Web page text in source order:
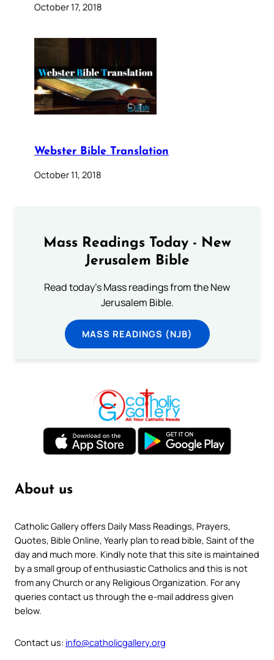
October 17, 2018
Webster Bible Translation
October 11, 2018
Mass Readings Today - New
Jerusalem Bible
Read today's Mass readings from the New
Jerusalem Bible.
MASS READINGS (NJB)
About us
Catholic Gallery offers Daily Mass Readings, Prayers,
Quotes, Bible Online, Yearly plan to read bible, Saint of the
day and much more. Kindly note that this site is maintained
by a small group of enthusiastic Catholics and this is not
from any Church or any Religious Organization. For any
queries contact us through the e-mail address given
below.
Contact us: info@catholicgallery.org